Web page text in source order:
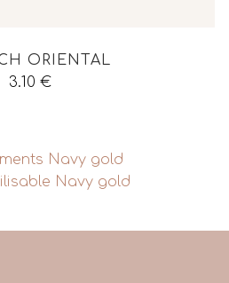
ORIENTAL
3.10 €
Navy gold
Navy gold